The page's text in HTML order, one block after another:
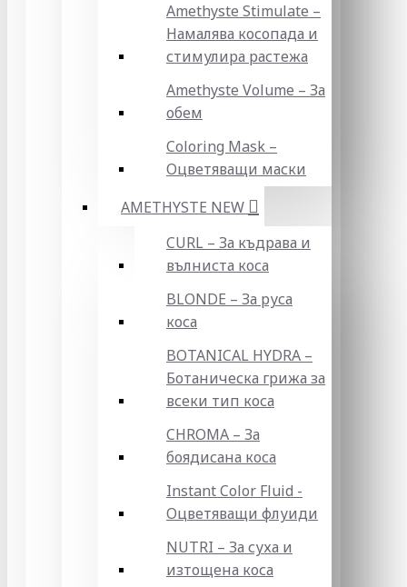
Amethyste Stimulate –
Намалява косопада и
стимулира растежа
Amethyste Volume – За
обем
Coloring Mask –
Оцветяващи маски
AMETHYSTE NEW
CURL – За къдрава и
вълниста коса
BLONDE – За руса
коса
BOTANICAL HYDRA –
Ботаническа грижа за
всеки тип коса
CHROMA – За
боядисана коса
Instant Color Fluid -
Оцветяващи флуиди
NUTRI – За суха и
изтощена коса